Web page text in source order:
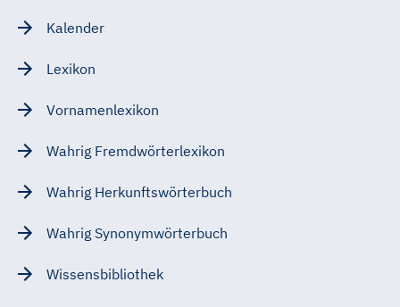
Kalender
Lexikon
Vornamenlexikon
Wahrig Fremdwörterlexikon
Wahrig Herkunftswörterbuch
Wahrig Synonymwörterbuch
Wissensbibliothek